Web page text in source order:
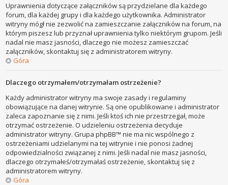
Uprawnienia dotyczące załączników są przydzielane dla każdego
forum, dla każdej grupy i dla każdego użytkownika. Administrator
witryny mógł nie zezwolić na zamieszczanie załączników na forum, na
którym piszesz lub przyznał uprawnienia tylko niektórym grupom. Jeśli
nadal nie masz jasności, dlaczego nie możesz zamieszczać
załączników, skontaktuj się z administratorem witryny.
Góra
Dlaczego otrzymałem/otrzymałam ostrzeżenie?
Każdy administrator witryny ma swoje zasady i regulaminy
obowiązujące na danej witrynie. Są one opublikowane i administrator
zaleca zapoznanie się z nimi. Jeśli ktoś ich nie przestrzegał, może
otrzymać ostrzeżenie. O udzieleniu ostrzeżenia decyduje
administrator witryny. Grupa phpBB™ nie ma nic wspólnego z
ostrzeżeniami udzielanymi na tej witrynie i nie ponosi żadnej
odpowiedzialności związanej z nimi. Jeśli nadal nie masz jasności,
dlaczego otrzymałeś/otrzymałaś ostrzeżenie, skontaktuj się z
administratorem witryny.
Góra